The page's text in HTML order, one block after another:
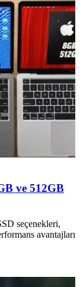
ve 512GB
seçenekleri,
avantajları